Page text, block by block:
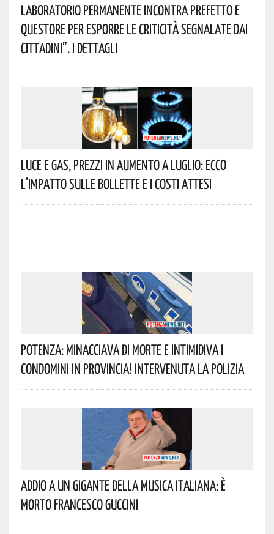
Laboratorio Permanente Incontra Prefetto E
Questore Per Esporre Le Criticità Segnalate Dai
Cittadini”. I Dettagli
Luce E Gas, Prezzi In Aumento A Luglio: Ecco
L’impatto Sulle Bollette E I Costi Attesi
Potenza: Minacciava Di Morte E Intimidiva I
Condomini In Provincia! Intervenuta La Polizia
Addio A Un Gigante Della Musica Italiana: È
Morto Francesco Guccini